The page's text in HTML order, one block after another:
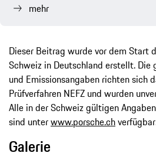
mehr
Dieser Beitrag wurde vor dem Start
Schweiz in Deutschland erstellt. Die
und Emissionsangaben richten sich
Prüfverfahren NEFZ und wurden
Alle in der Schweiz gültigen
sind unterwww.porsche.ch
Galerie